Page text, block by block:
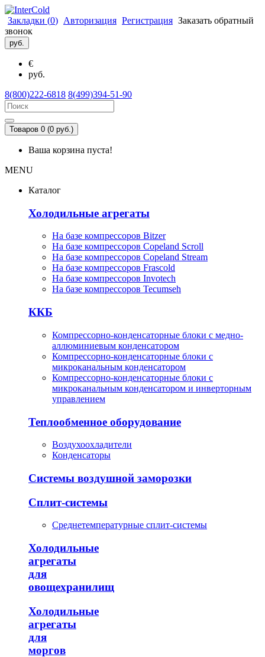
Закладки (0) Авторизация Регистрация Заказать обратный
звонок
руб.
€
руб.
8(800)222-6818 8(499)394-51-90
Товаров 0 (0 руб.)
Ваша корзина пуста!
MENU
Каталог
Холодильные агрегаты
На базе компрессоров Bitzer
На базе компрессоров Copeland Scroll
На базе компрессоров Copeland Stream
На базе компрессоров Frascold
На базе компрессоров Invotech
На базе компрессоров Tecumseh
ККБ
Компрессорно-конденсаторные блоки с медно-
аллюминиевым конденсатором
Компрессорно-конденсаторные блоки с
микроканальным конденсатором
Компрессорно-конденсаторные блоки с
микроканальным конденсатором и инверторным
управлением
Теплообменное оборудование
Воздухоохладители
Конденсаторы
Системы воздушной заморозки
Сплит-системы
Среднетемпературные сплит-системы
Холодильные
агрегаты
для
овощехранилищ
Холодильные
агрегаты
для
моргов